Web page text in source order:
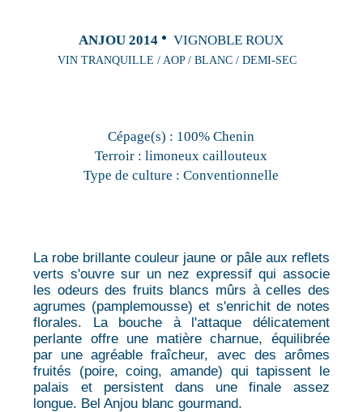
ANJOU 2014 VIGNOBLE ROUX
VIN TRANQUILLE / AOP / BLANC / DEMI-SEC
Cépage(s) : 100% Chenin
Terroir : limoneux caillouteux
Type de culture : Conventionnelle
La robe brillante couleur jaune or pâle aux reflets
verts s'ouvre sur un nez expressif qui associe
les odeurs des fruits blancs mûrs à celles des
agrumes (pamplemousse) et s'enrichit de notes
florales. La bouche à l'attaque délicatement
perlante offre une matière charnue, équilibrée
par une agréable fraîcheur, avec des arômes
fruités (poire, coing, amande) qui tapissent le
palais et persistent dans une finale assez
longue. Bel Anjou blanc gourmand.